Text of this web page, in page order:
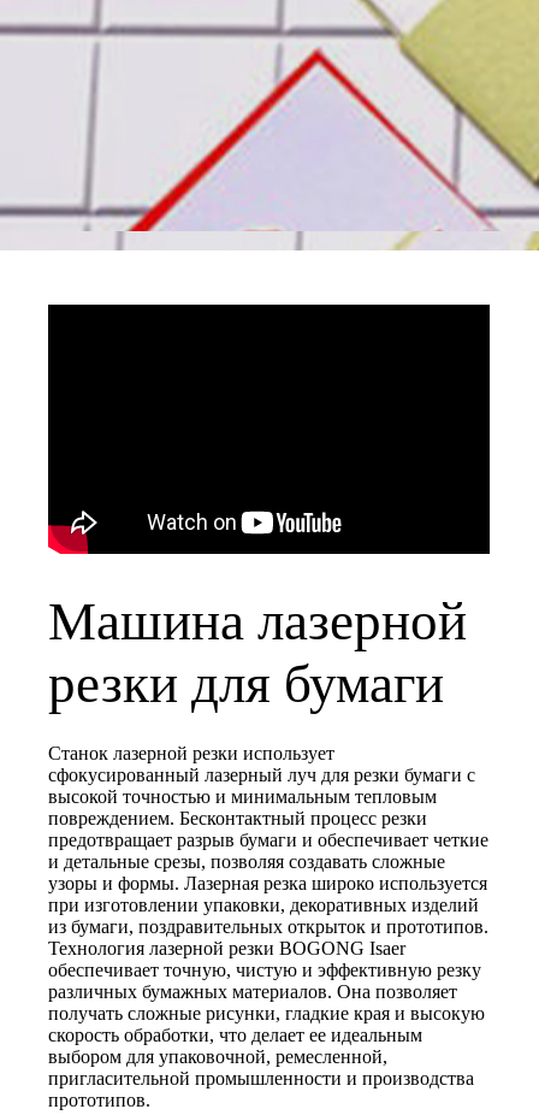
Машина лазерной
резки для бумаги
Станок лазерной резки использует
сфокусированный лазерный луч для резки бумаги с
высокой точностью и минимальным тепловым
повреждением. Бесконтактный процесс резки
предотвращает разрыв бумаги и обеспечивает четкие
и детальные срезы, позволяя создавать сложные
узоры и формы. Лазерная резка широко используется
при изготовлении упаковки, декоративных изделий
из бумаги, поздравительных открыток и прототипов.
Технология лазерной резки BOGONG Isaer
обеспечивает точную, чистую и эффективную резку
различных бумажных материалов. Она позволяет
получать сложные рисунки, гладкие края и высокую
скорость обработки, что делает ее идеальным
выбором для упаковочной, ремесленной,
пригласительной промышленности и производства
прототипов.